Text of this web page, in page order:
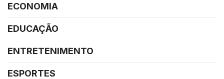
ECONOMIA
EDUCAÇÃO
ENTRETENIMENTO
ESPORTES